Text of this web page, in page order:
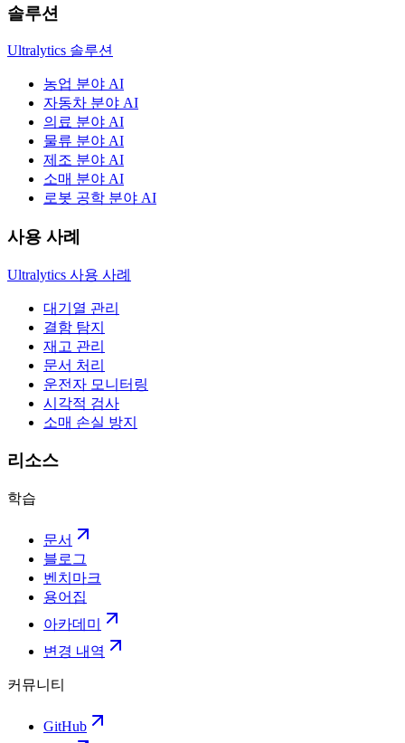
솔루션
Ultralytics 솔루션
농업 분야 AI
자동차 분야 AI
의료 분야 AI
물류 분야 AI
제조 분야 AI
소매 분야 AI
로봇 공학 분야 AI
사용 사례
Ultralytics 사용 사례
대기열 관리
결함 탐지
재고 관리
문서 처리
운전자 모니터링
시각적 검사
소매 손실 방지
리소스
학습
문서
블로그
벤치마크
용어집
아카데미
변경 내역
커뮤니티
GitHub